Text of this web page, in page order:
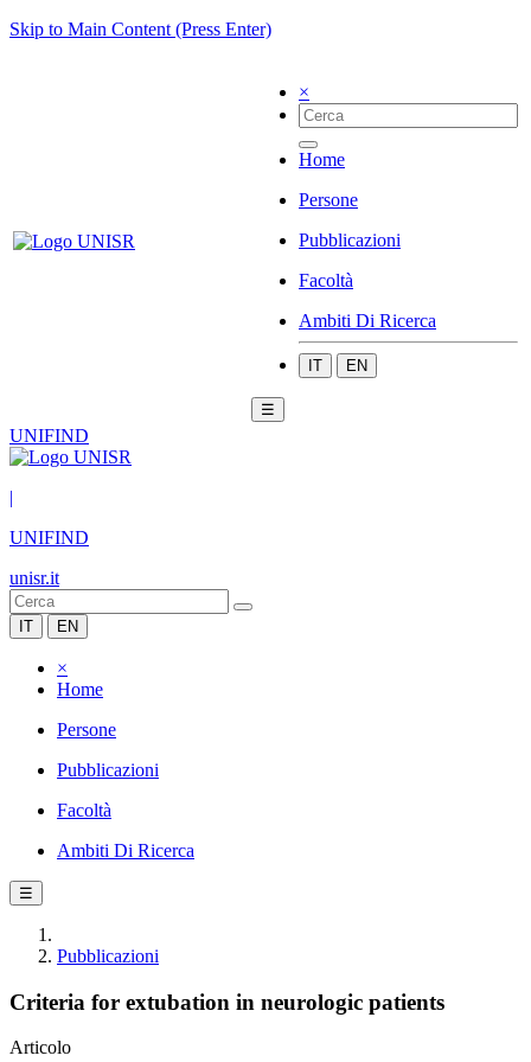
Skip to Main Content (Press Enter)
×
Home
Persone
Pubblicazioni
Facoltà
Ambiti Di Ricerca
IT EN
☰
UNIFIND
|
UNIFIND
unisr.it
IT EN
×
Home
Persone
Pubblicazioni
Facoltà
Ambiti Di Ricerca
☰
Pubblicazioni
Criteria for extubation in neurologic patients
Articolo